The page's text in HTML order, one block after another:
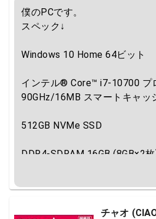
僕のPCです。
スペック↓
Windows 10 Home 64ビット
インテル® Core™ i7-10700 プ
90GHz/16MB スマートキャッ
512GB NVMe SSD
DDR4-SDRAM 16GB (8GB×2
GeForce RTXTM 3060 /12GB
チャオ